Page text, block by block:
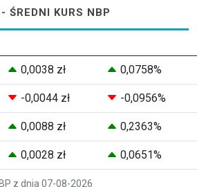
ŚREDNI KURS NBP
z dnia 07-08-2026
0,0038 zł 0,0758%
-0,0044 zł -0,0956%
0,0088 zł 0,2363%
0,0028 zł 0,0651%